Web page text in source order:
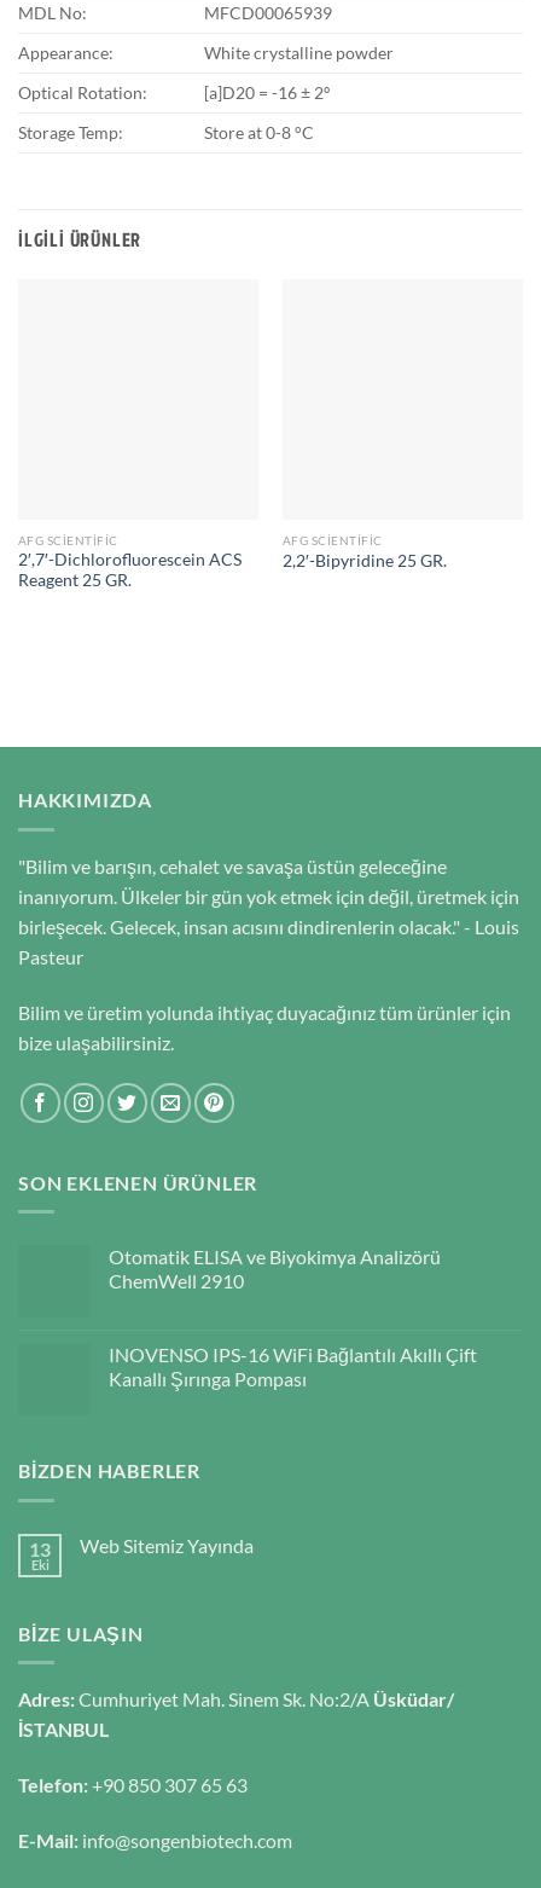
MDL No:
MFCD00065939
Appearance:
White crystalline powder
Optical Rotation:
[a]D20 = -16 ± 2º
Storage Temp:
Store at 0-8 °C
İLGILI ÜRÜNLER
AFG SCIENTIFIC
2′,7′-Dichlorofluorescein ACS
Reagent 25 GR.
AFG SCIENTIFIC
2,2′-Bipyridine 25 GR.
HAKKIMIZDA
"Bilim ve barışın, cehalet ve savaşa üstün geleceğine
inanıyorum. Ülkeler bir gün yok etmek için değil, üretmek için
birleşecek. Gelecek, insan acısını dindirenlerin olacak." - Louis
Pasteur
Bilim ve üretim yolunda ihtiyaç duyacağınız tüm ürünler için
bize ulaşabilirsiniz.
SON EKLENEN ÜRÜNLER
Otomatik ELISA ve Biyokimya Analizörü
ChemWell 2910
INOVENSO IPS-16 WiFi Bağlantılı Akıllı Çift
Kanallı Şırınga Pompası
BIZDEN HABERLER
13
Eki
Web Sitemiz Yayında
BIZE ULAŞIN
Adres:Cumhuriyet Mah. Sinem Sk. No:2/A Üsküdar/
İSTANBUL
Telefon:+90 850 307 65 63
E-Mail: info@songenbiotech.com